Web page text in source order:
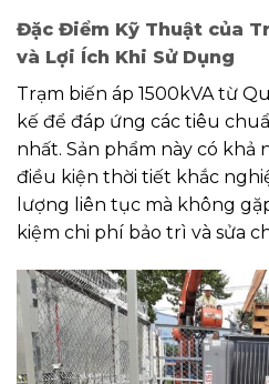
Đặc Điểm Kỹ Thuật của
và Lợi Ích Khi Sử Dụng
Trạm biến áp 1500kVA từ
kế để đáp ứng các tiêu
nhất. Sản phẩm này có khả
điều kiện thời tiết khắc
lượng liên tục mà không
kiệm chi phí bảo trì và sửa